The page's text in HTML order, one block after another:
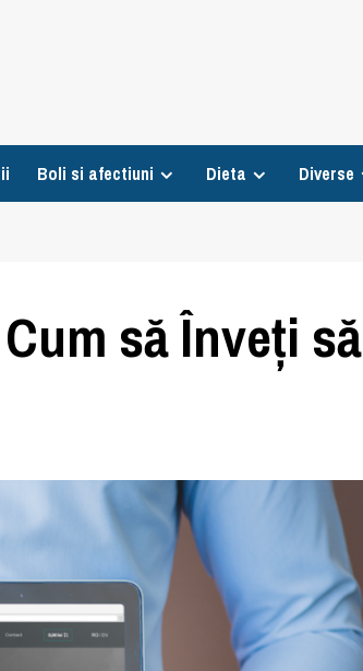
Boli si afectiuni Dieta Diverse
să Înveți să